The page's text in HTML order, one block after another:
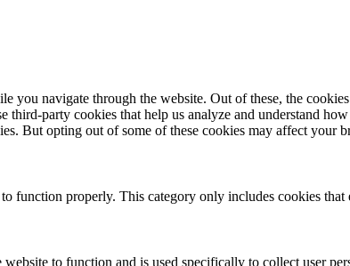
you navigate through the website. Out of these, the
third-party cookies that help us analyze and understand
But opting out of some of these cookies may affect your
function properly. This category only includes cookies
to function and is used specifically to collect user